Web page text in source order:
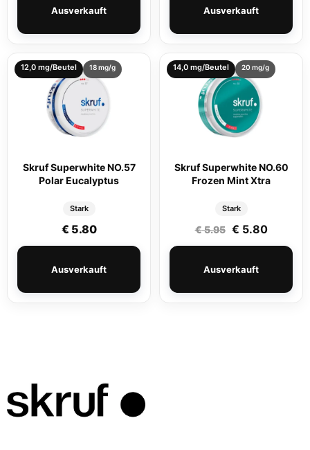
Ausverkauft Ausverkauft
12,0 mg/Beutel 18 mg/g
Skruf Superwhite NO.57
Polar Eucalyptus
Stark
€ 5.80
Ausverkauft
14,0 mg/Beutel 20 mg/g
Skruf Superwhite NO.60
Frozen Mint Xtra
Stark
€5.95 € 5.80
Ausverkauft